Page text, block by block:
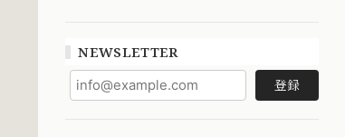
NEWSLETTER
登録